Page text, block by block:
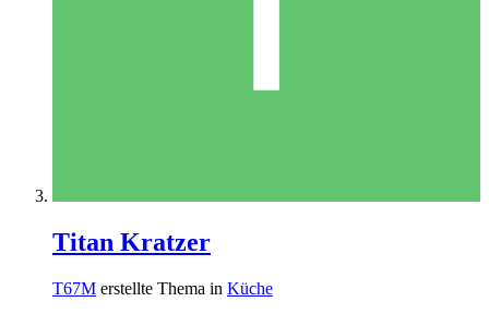
Titan Kratzer
T67M erstellte Thema in Küche